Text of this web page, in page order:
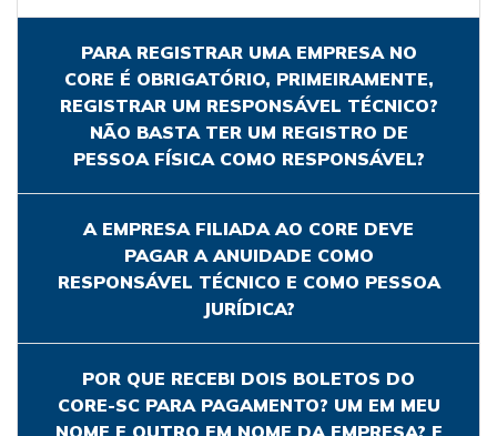
PARA REGISTRAR UMA EMPRESA NO
CORE É OBRIGATÓRIO, PRIMEIRAMENTE,
REGISTRAR UM RESPONSÁVEL TÉCNICO?
NÃO BASTA TER UM REGISTRO DE
PESSOA FÍSICA COMO RESPONSÁVEL?
A EMPRESA FILIADA AO CORE DEVE
PAGAR A ANUIDADE COMO
RESPONSÁVEL TÉCNICO E COMO PESSOA
JURÍDICA?
POR QUE RECEBI DOIS BOLETOS DO
CORE-SC PARA PAGAMENTO? UM EM MEU
NOME E OUTRO EM NOME DA EMPRESA? E